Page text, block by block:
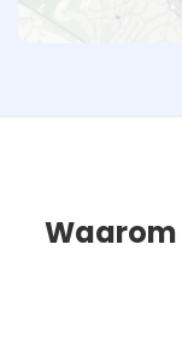
Waarom